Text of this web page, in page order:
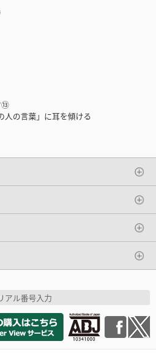
⑬
人の言葉」に耳を傾ける
アル番号入力